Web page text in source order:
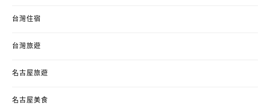
台灣住宿
台灣旅遊
名古屋旅遊
名古屋美食